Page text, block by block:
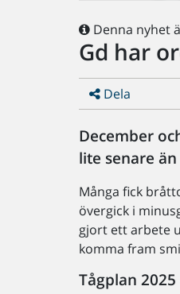
Denna nyhet
Gd har
Dela
December
lite senare
Många fick
övergick i
gjort ett arbete
komma fram
Tågplan